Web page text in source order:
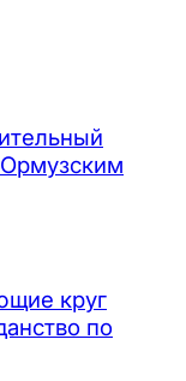
круг
по